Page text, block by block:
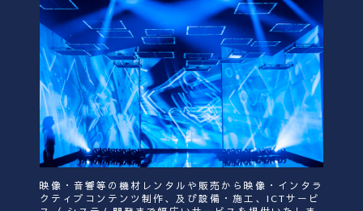
映像・音響等の機材レンタルや販売から映像・インタラ
クティブコンテンツ制作、及び設備・施工、ICTサービ